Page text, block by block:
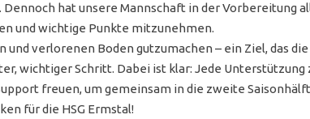
hat unsere Mannschaft in der Vorbereitung
und wichtige Punkte mitzunehmen.
und verlorenen Boden gutzumachen – ein Ziel, das
wichtiger Schritt. Dabei ist klar: Jede Unterstützung
freuen, um gemeinsam in die zweite
für die HSG Ermstal!